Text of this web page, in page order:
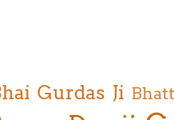
Gurdas Ji